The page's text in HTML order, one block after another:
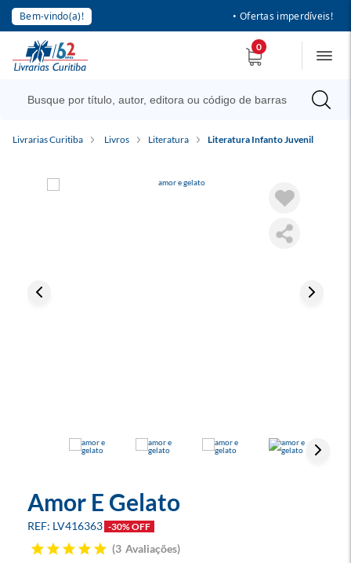
Bem-vindo(a)! • Ofertas imperdíveis!
0
Livrarias Curitiba Livros Literatura Literatura Infanto Juvenil
Amor E Gelato
LV416363 -30% OFF
3 Avaliações